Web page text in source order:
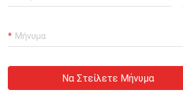
Να Στείλετε Μήνυμα